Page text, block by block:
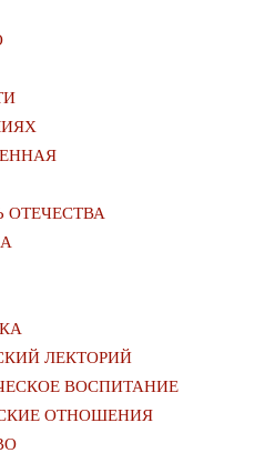
ОТЕЧЕСТВА
ЛЕКТОРИЙ
ВОСПИТАНИЕ
ОТНОШЕНИЯ